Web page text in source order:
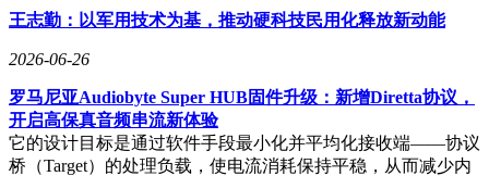
王志勤：以军用技术为基，推动硬科技民用化释放新动能
2026-06-26
罗马尼亚Audiobyte Super HUB固件升级：新增Diretta协议，
开启高保真音频串流新体验
它的设计目标是通过软件手段最小化并平均化接收端——协议
桥（Target）的处理负载，使电流消耗保持平稳，从而减少内